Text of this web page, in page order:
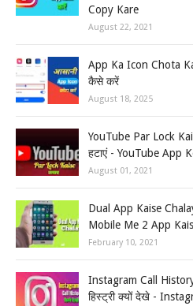
Copy Kare
August 22, 2021
App Ka Icon Chota
कैसे करें
August 18, 2025
YouTube Par Lock
हटाएं - YouTube App
August 01, 2021
Dual App Kaise
Mobile Me 2 App
February 10, 2021
Instagram Call
हिस्ट्री क्यों देखे -